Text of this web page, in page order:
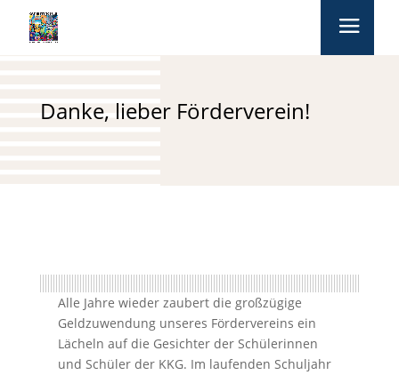
Danke, lieber Förderverein!
Alle Jahre wieder zaubert die großzügige
Geldzuwendung unseres Fördervereins ein
Lächeln auf die Gesichter der Schülerinnen
und Schüler der KKG. Im laufenden Schuljahr